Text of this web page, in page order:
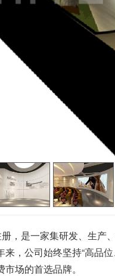
是一家集研发、生产
，公司始终坚持“高品
场的首选品牌。